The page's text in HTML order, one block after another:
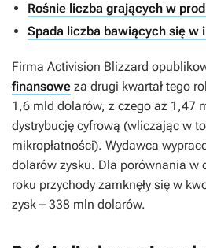
Rośnie liczba grających w
Spada liczba bawiących się w
Firma Activision Blizzard
finansowe za drugi kwartał tego
1,6 mld dolarów, z czego aż 1,47
dystrybucję cyfrową (wliczając w
mikropłatności). Wydawca
dolarów zysku. Dla porównania w
roku przychody zamknęły się w
zysk – 338 mln dolarów.